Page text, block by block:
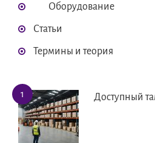
Оборудование
Статьи
Термины и теория
Доступный